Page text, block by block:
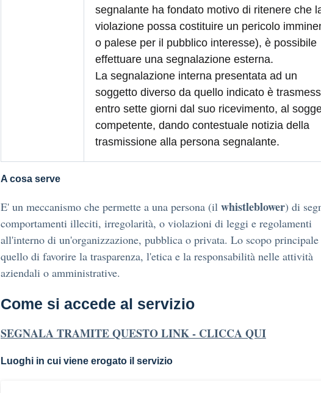
segnalante ha fondato motivo di ritenere che
violazione possa costituire un pericolo
o palese per il pubblico interesse), è possibile
effettuare una segnalazione esterna.
La segnalazione interna presentata ad un
soggetto diverso da quello indicato è
entro sette giorni dal suo ricevimento, al
competente, dando contestuale notizia della
trasmissione alla persona segnalante.
A cosa serve
E' un meccanismo che permette a una persona (il whistleblower) di
comportamenti illeciti, irregolarità, o violazioni di leggi e regolamenti
all'interno di un'organizzazione, pubblica o privata. Lo scopo principale
quello di favorire la trasparenza, l'etica e la responsabilità nelle attività
aziendali o amministrative.
Come si accede al servizio
SEGNALA TRAMITE QUESTO LINK - CLICCA QUI
Luoghi in cui viene erogato il servizio